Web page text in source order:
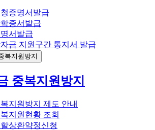
증명서발급
증서발급
서발급
금 지원구간 통지서 발급
복지원방지
중복지원방지
지원방지 제도 안내
지원현황 조회
상환약정신청